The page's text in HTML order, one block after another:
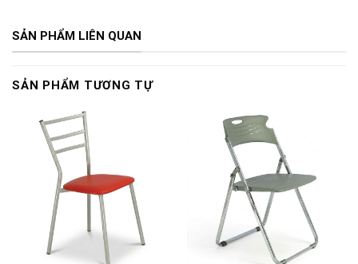
SẢN PHẨM LIÊN QUAN
SẢN PHẨM TƯƠNG TỰ